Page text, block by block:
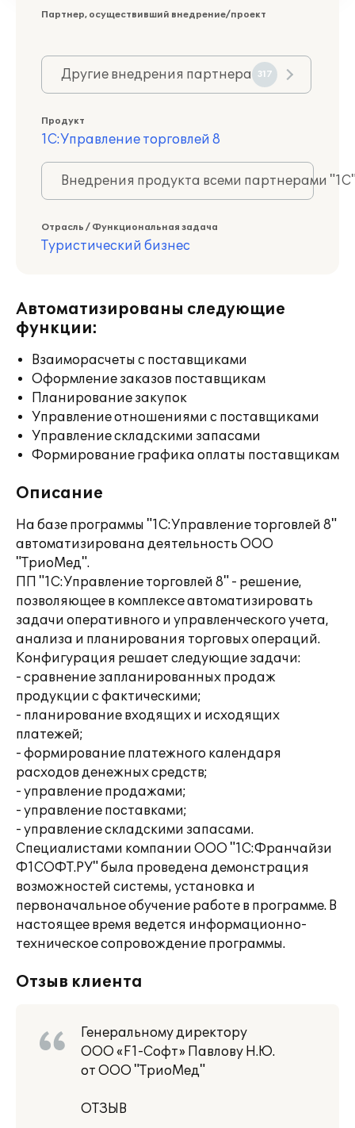
Партнер, осуществивший внедрение/проект
Другие внедрения партнера 317
Продукт
1С:Управление торговлей 8
Внедрения продукта всеми партнерами
Отрасль / Функциональная задача
Туристический бизнес
Автоматизированы следующие
функции:
Взаиморасчеты с поставщиками
Оформление заказов поставщикам
Планирование закупок
Управление отношениями с поставщиками
Управление складскими запасами
Формирование графика оплаты поставщикам
Описание
На базе программы "1С:Управление торговлей 8"
автоматизирована деятельность ООО
"ТриоМед".
ПП "1С:Управление торговлей 8" - решение,
позволяющее в комплексе автоматизировать
задачи оперативного и управленческого учета,
анализа и планирования торговых операций.
Конфигурация решает следующие задачи:
- сравнение запланированных продаж
продукции с фактическими;
- планирование входящих и исходящих
платежей;
- формирование платежного календаря
расходов денежных средств;
- управление продажами;
- управление поставками;
- управление складскими запасами.
Специалистами компании ООО "1C:Франчайзи
Ф1СОФТ.РУ" была проведена демонстрация
возможностей системы, установка и
первоначальное обучение работе в программе. В
настоящее время ведется информационно-
техническое сопровождение программы.
Отзыв клиента
Генеральному директору
ООО «F1-Софт» Павлову Н.Ю.
от ООО "ТриоМед"
ОТЗЫВ